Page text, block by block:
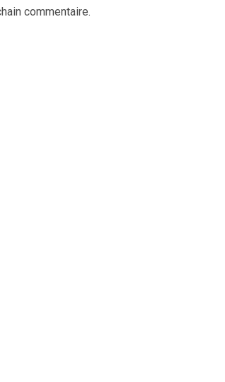
commentaire.